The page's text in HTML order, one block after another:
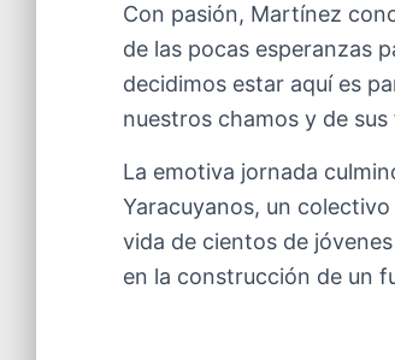
Con pasión, Martínez
de las pocas esperanzas
decidimos estar aquí es
nuestros chamos y de
La emotiva jornada
Yaracuyanos, un
vida de cientos de
en la construcción de un